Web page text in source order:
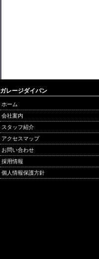
ガレージダイバン
ホーム
会社案内
スタッフ紹介
アクセスマップ
お問い合わせ
採用情報
個人情報保護方針